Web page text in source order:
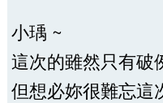
小瑀 ~
這次的雖然只有破
但想必妳很難忘這